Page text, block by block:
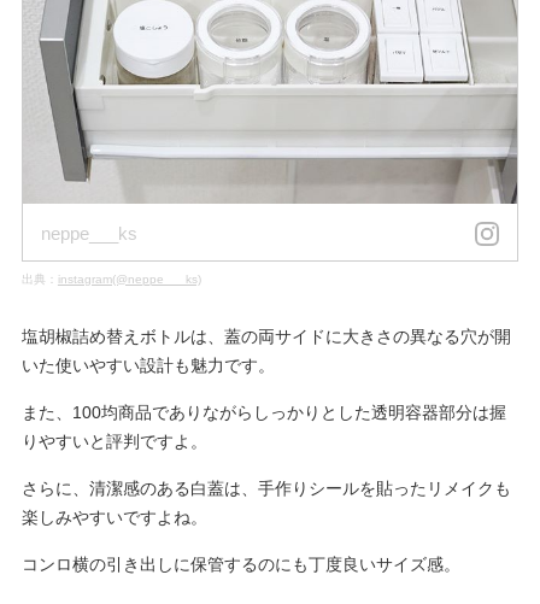
neppe___ks
出典： instagram(@neppe___ks)
塩胡椒詰め替えボトルは、蓋の両サイドに大きさの異なる穴が開
いた使いやすい設計も魅力です。
また、100均商品でありながらしっかりとした透明容器部分は握
りやすいと評判ですよ。
さらに、清潔感のある白蓋は、手作りシールを貼ったリメイクも
楽しみやすいですよね。
コンロ横の引き出しに保管するのにも丁度良いサイズ感。